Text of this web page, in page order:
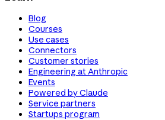
Blog
Courses
Use cases
Connectors
Customer stories
Engineering at Anthropic
Events
Powered by Claude
Service partners
Startups program